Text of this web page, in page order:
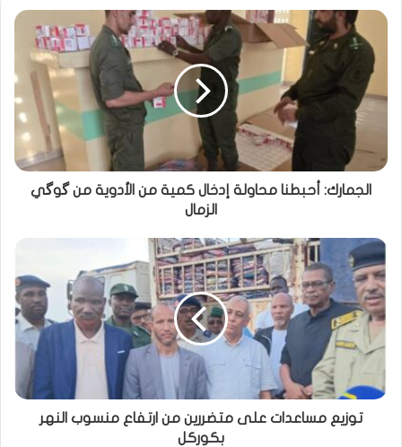
الجمارك: أحبطنا محاولة إدخال كمية من الأدوية من گوگي
الزمال
توزيع مساعدات على متضررين من ارتفاع منسوب النهر
بكوركل